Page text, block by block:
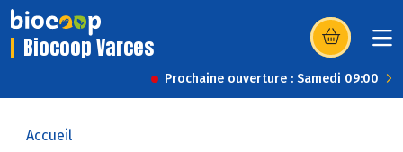
Biocoop Varces (s’ouvre dans
Prochaine ouverture : Samedi 09:00
Accueil